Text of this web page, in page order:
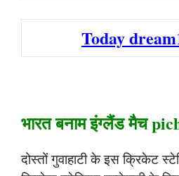
Today
भारत बनाम इंग्लैंड मैच
दोस्तों गुवाहाटी के इस क्रिकेट